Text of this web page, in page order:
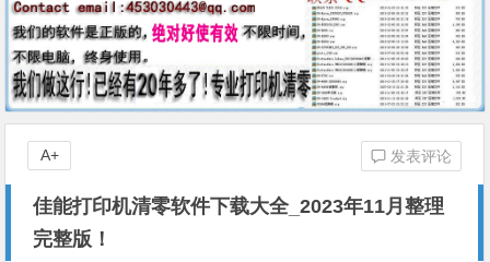
佳能打印机清零软件下载大全_2023年11月整理
完整版！
发表评论
A+